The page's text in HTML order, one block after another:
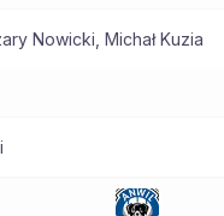
Nowicki Michał Kuzia